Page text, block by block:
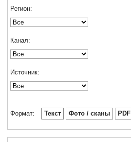
Регион:
Канал:
Источник:
Формат: Текст Фото / сканы PDF